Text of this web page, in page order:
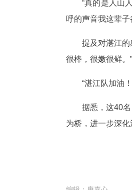
“真的是人山
呼的声音我这辈
提及对湛江
很棒，很嫩很鲜。
“湛江队加油
据悉，这40
为桥，进一步深